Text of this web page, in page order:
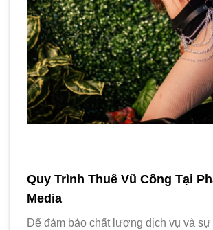
Quy Trình Thuê Vũ Công Tại
Media
Để đảm bảo chất lượng dịch vụ và sự